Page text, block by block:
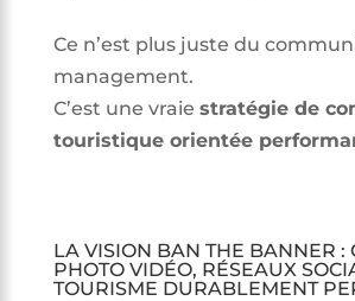
Ce n’est plus juste du
management.
C’est une vraie stratégie de
touristique orientée
LA VISION BAN THE BANNER :
PHOTO VIDÉO, RÉSEAUX
TOURISME DURABLEMENT